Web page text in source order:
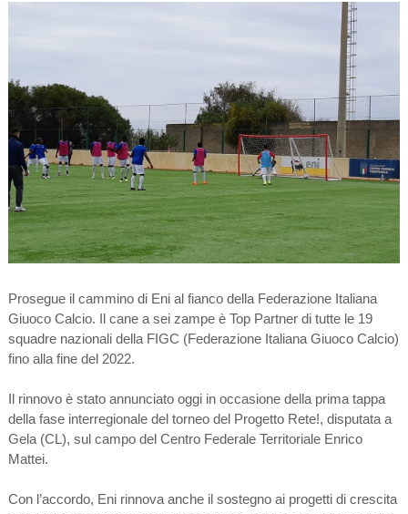
Prosegue il cammino di Eni al fianco della Federazione Italiana
Giuoco Calcio. Il cane a sei zampe è Top Partner di tutte le 19
squadre nazionali della FIGC (Federazione Italiana Giuoco Calcio)
fino alla fine del 2022.
Il rinnovo è stato annunciato oggi in occasione della prima tappa
della fase interregionale del torneo del Progetto Rete!, disputata a
Gela (CL), sul campo del Centro Federale Territoriale Enrico
Mattei.
Con l’accordo, Eni rinnova anche il sostegno ai progetti di crescita